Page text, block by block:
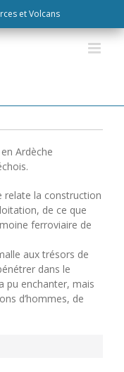
et Volcans
Ardèche
relate la construction
de ce que
ferroviaire de
aux trésors de
dans le
pu enchanter, mais
d’hommes, de